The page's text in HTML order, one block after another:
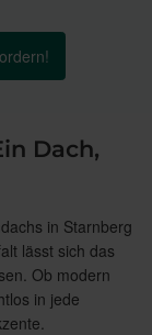
Dach,
in Starnberg
lässt sich das
Ob modern
in jede